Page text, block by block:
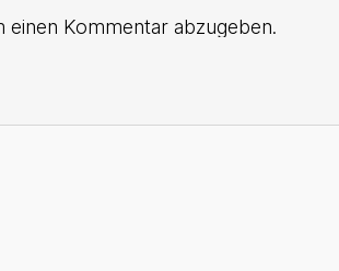
einen Kommentar abzugeben.